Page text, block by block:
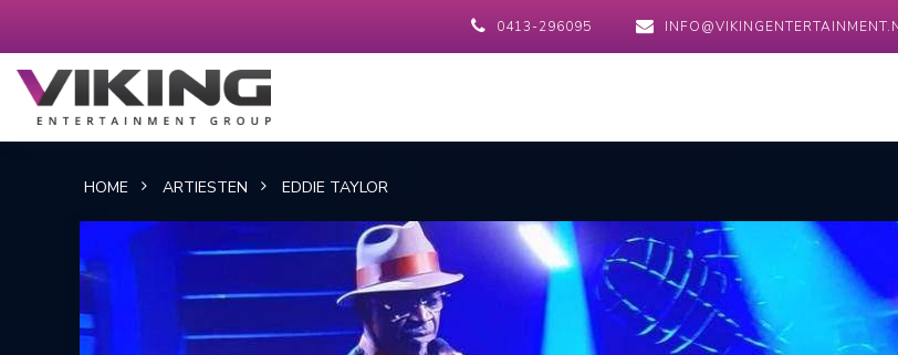
0413-296095
HOME ARTIESTEN EDDIE TAYLOR